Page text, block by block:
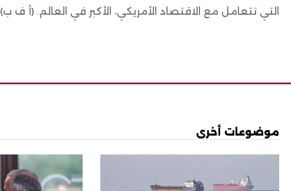
التي تتعامل مع الاقتصاد الأمريكي، الأكبر في العالم. (أ ف ب)
موضوعات أخرى